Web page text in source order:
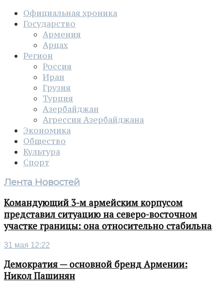
Официальная хроника
Государство
Армения
Арцах
Регион
Россия
Иран
Грузия
Турция
Азербайджан
Агрессия Азербайджана
Экономика
Общество
Культура
Спорт
Лента Новостей
Командующий 3-м армейским корпусом
представил ситуацию на северо-восточном
участке границы: она относительно стабильна
31 мая 12:22
Демократия — основной бренд Армении:
Никол Пашинян